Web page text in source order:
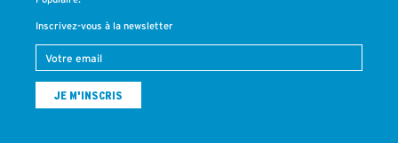
Inscrivez-vous à la newsletter